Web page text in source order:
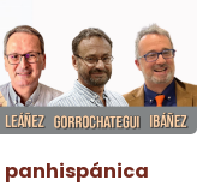
panhispánica